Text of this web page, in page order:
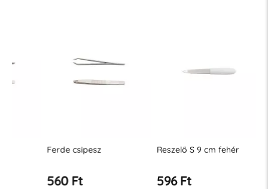
Ferde csipesz
560 Ft
Reszelő S 9 cm fehér Reszelő